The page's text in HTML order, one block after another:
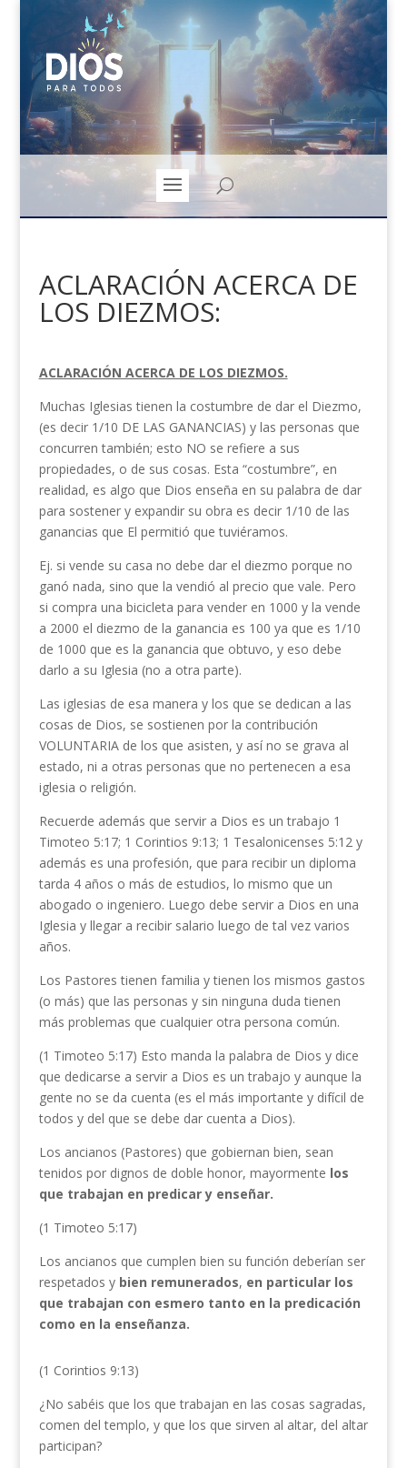
ACLARACIÓN ACERCA DE
LOS DIEZMOS:
ACLARACIÓN ACERCA DE LOS DIEZMOS.
Muchas Iglesias tienen la costumbre de dar el Diezmo,
(es decir 1/10 DE LAS GANANCIAS) y las personas que
concurren también; esto NO se refiere a sus
propiedades, o de sus cosas. Esta “costumbre”, en
realidad, es algo que Dios enseña en su palabra de dar
para sostener y expandir su obra es decir 1/10 de las
ganancias que El permitió que tuviéramos.
Ej. si vende su casa no debe dar el diezmo porque no
ganó nada, sino que la vendió al precio que vale. Pero
si compra una bicicleta para vender en 1000 y la vende
a 2000 el diezmo de la ganancia es 100 ya que es 1/10
de 1000 que es la ganancia que obtuvo, y eso debe
darlo a su Iglesia (no a otra parte).
Las iglesias de esa manera y los que se dedican a las
cosas de Dios, se sostienen por la contribución
VOLUNTARIA de los que asisten, y así no se grava al
estado, ni a otras personas que no pertenecen a esa
iglesia o religión.
Recuerde además que servir a Dios es un trabajo 1
Timoteo 5:17; 1 Corintios 9:13; 1 Tesalonicenses 5:12 y
además es una profesión, que para recibir un diploma
tarda 4 años o más de estudios, lo mismo que un
abogado o ingeniero. Luego debe servir a Dios en una
Iglesia y llegar a recibir salario luego de tal vez varios
años.
Los Pastores tienen familia y tienen los mismos gastos
(o más) que las personas y sin ninguna duda tienen
más problemas que cualquier otra persona común.
(1 Timoteo 5:17) Esto manda la palabra de Dios y dice
que dedicarse a servir a Dios es un trabajo y aunque la
gente no se da cuenta (es el más importante y difícil de
todos y del que se debe dar cuenta a Dios).
Los ancianos (Pastores) que gobiernan bien, sean
tenidos por dignos de doble honor, mayormente los
que trabajan en predicar y enseñar.
(1 Timoteo 5:17)
Los ancianos que cumplen bien su función deberían ser
respetados y bien remunerados, en particular los
que trabajan con esmero tanto en la predicación
como en la enseñanza.
(1 Corintios 9:13)
¿No sabéis que los que trabajan en las cosas sagradas,
comen del templo, y que los que sirven al altar, del altar
participan?